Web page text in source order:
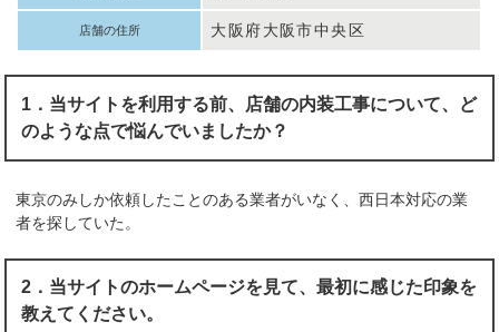
店舗の住所 大阪府大阪市中央区
1．当サイトを利用する前、店舗の内装工事について、ど
のような点で悩んでいましたか？
東京のみしか依頼したことのある業者がいなく、西日本対応の業
者を探していた。
2．当サイトのホームページを見て、最初に感じた印象を
教えてください。